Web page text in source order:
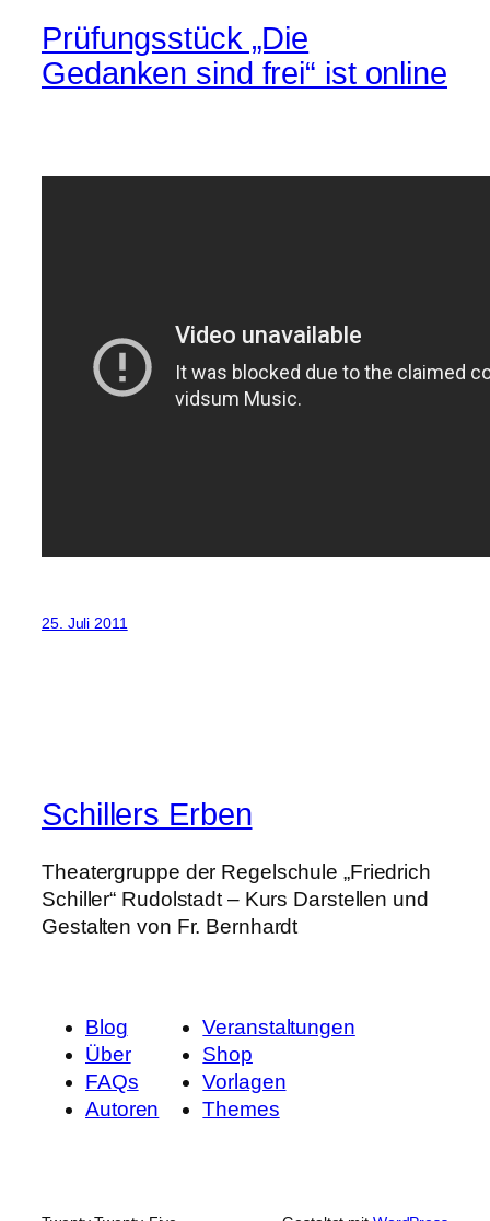
Prüfungsstück „Die
Gedanken sind frei“ ist online
25. Juli 2011
Schillers Erben
Theatergruppe der Regelschule „Friedrich
Schiller“ Rudolstadt – Kurs Darstellen und
Gestalten von Fr. Bernhardt
Blog
Über
FAQs
Autoren
Veranstaltungen
Shop
Vorlagen
Themes